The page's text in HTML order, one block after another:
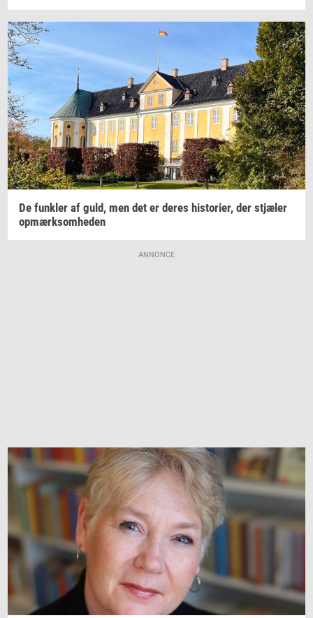
De funk­ler af guld, men det er deres hi­sto­ri­er, der stjæ­ler
op­mærk­som­he­den
ANNONCE